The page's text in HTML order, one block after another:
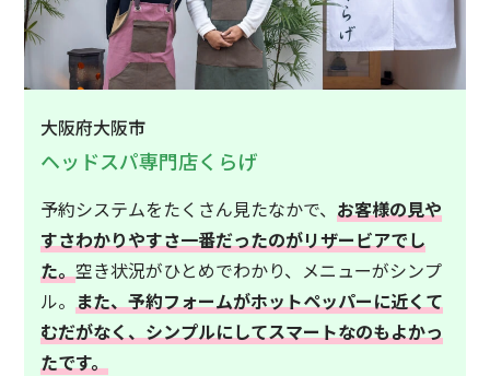
大阪府大阪市
ヘッドスパ専門店くらげ
予約システムをたくさん見たなかで、 お客様の見や
すさわかりやすさ一番だったのがリザービアでし
た。 空き状況がひとめでわかり、メニューがシンプ
ル。 また、予約フォームがホットペッパーに近くて
むだがなく、シンプルにしてスマートなのもよかっ
たです。